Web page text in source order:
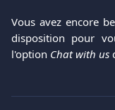
Vous avez encore
disposition pour
l'option Chat with us